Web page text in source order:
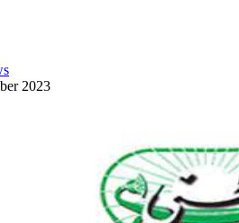
2023